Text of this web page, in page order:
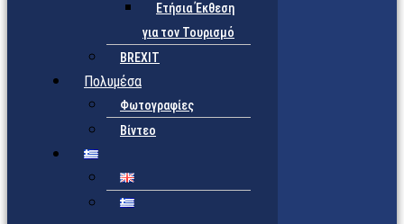
Ετήσια Έκθεση
για τον Τουρισμό
BREXIT
Πολυμέσα
Φωτογραφίες
Βίντεο